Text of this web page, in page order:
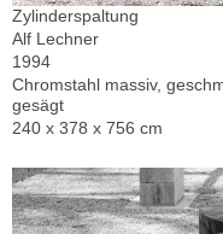
Zylinderspaltung
Alf Lechner
1994
Chromstahl massiv,
gesägt
240 x 378 x 756 cm